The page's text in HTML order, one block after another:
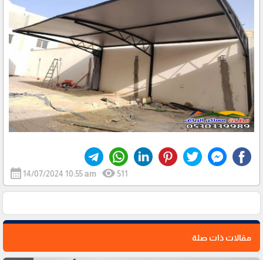
calendar_month 14/07/2024 10:55 am visibility 511
مقالات ذات صلة